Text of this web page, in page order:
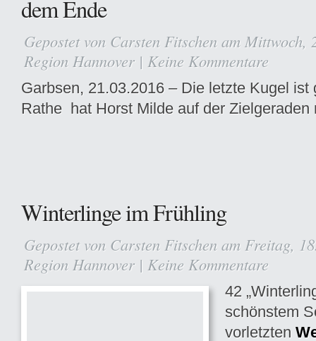
dem Ende
Gepostet von Carsten Fitschen am Mittwoch,
Region Hannover | Keine Kommentare
Garbsen, 21.03.2016 – Die letzte Kugel ist
Rathe hat Horst Milde auf der Zielgeraden
Winterlinge im Frühling
Gepostet von Carsten Fitschen am Freitag,
Region Hannover | Keine Kommentare
42
schönstem
vorletzten